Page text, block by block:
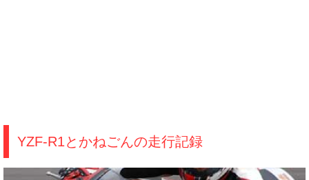
YZF-R1とかねごんの走行記録